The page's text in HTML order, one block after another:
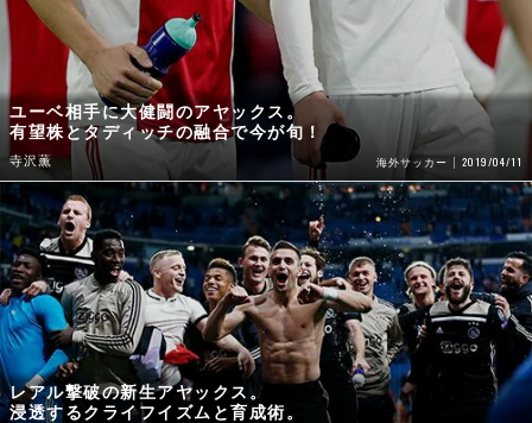
ユーベ相手に大健闘のアヤックス。
有望株とタディッチの融合で今が旬！
寺沢薫 海外サッカー 2019/04/11
レアル撃破の新生アヤックス。
浸透するクライフイズムと育成術。